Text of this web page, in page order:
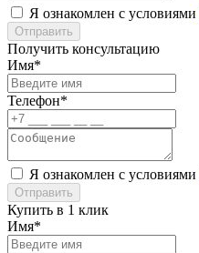
Я ознакомлен с условиями
Отправить
Получить консультацию
Имя*
Телефон*
Я ознакомлен с условиями
Отправить
Купить в 1 клик
Имя*